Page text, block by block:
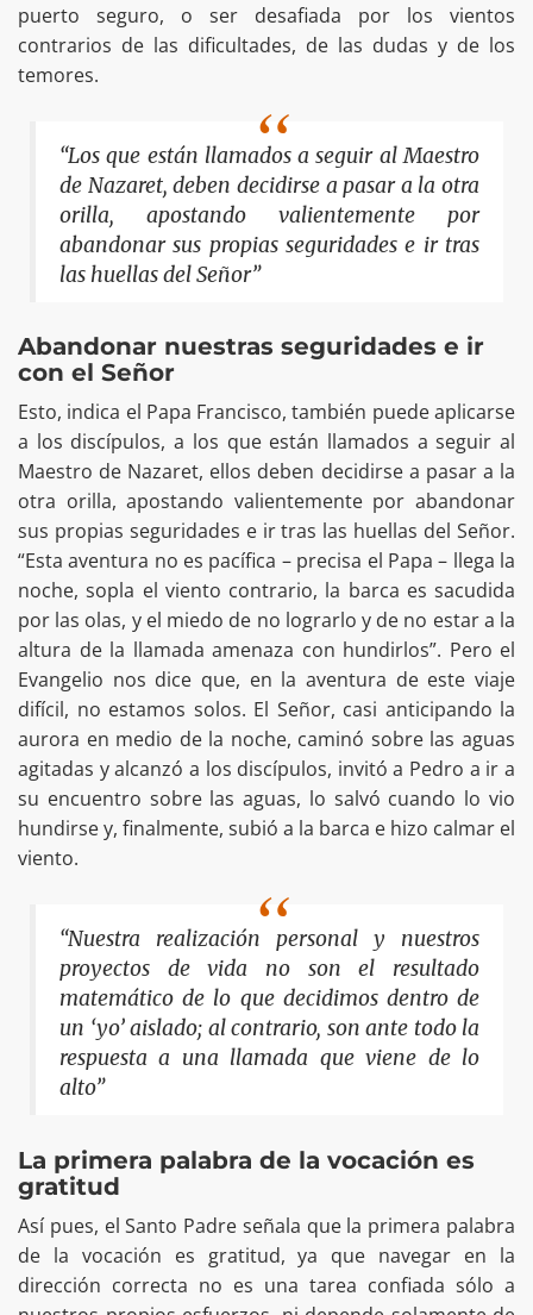
puerto seguro, o ser desafiada por los vientos
contrarios de las dificultades, de las dudas y de los
temores.
“Los que están llamados a seguir al Maestro
de Nazaret, deben decidirse a pasar a la otra
orilla, apostando valientemente por
abandonar sus propias seguridades e ir tras
las huellas del Señor”
Abandonar nuestras seguridades e ir
con el Señor
Esto, indica el Papa Francisco, también puede aplicarse
a los discípulos, a los que están llamados a seguir al
Maestro de Nazaret, ellos deben decidirse a pasar a la
otra orilla, apostando valientemente por abandonar
sus propias seguridades e ir tras las huellas del Señor.
“Esta aventura no es pacífica – precisa el Papa – llega la
noche, sopla el viento contrario, la barca es sacudida
por las olas, y el miedo de no lograrlo y de no estar a la
altura de la llamada amenaza con hundirlos”. Pero el
Evangelio nos dice que, en la aventura de este viaje
difícil, no estamos solos. El Señor, casi anticipando la
aurora en medio de la noche, caminó sobre las aguas
agitadas y alcanzó a los discípulos, invitó a Pedro a ir a
su encuentro sobre las aguas, lo salvó cuando lo vio
hundirse y, finalmente, subió a la barca e hizo calmar el
viento.
“Nuestra realización personal y nuestros
proyectos de vida no son el resultado
matemático de lo que decidimos dentro de
un ‘yo’ aislado; al contrario, son ante todo la
respuesta a una llamada que viene de lo
alto”
La primera palabra de la vocación es
gratitud
Así pues, el Santo Padre señala que la primera palabra
de la vocación es gratitud, ya que navegar en la
dirección correcta no es una tarea confiada sólo a